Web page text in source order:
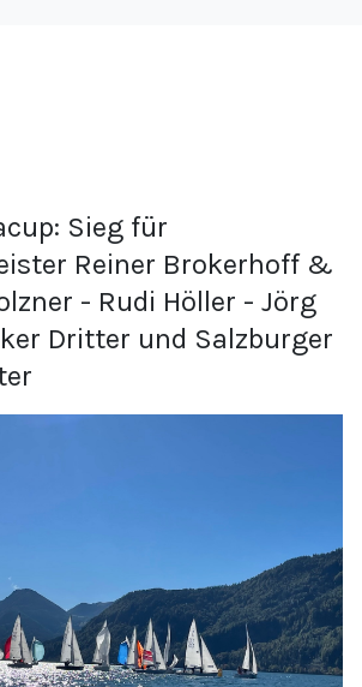
Sieg für
Reiner Brokerhoff &
- Rudi Höller - Jörg
Dritter und Salzburger